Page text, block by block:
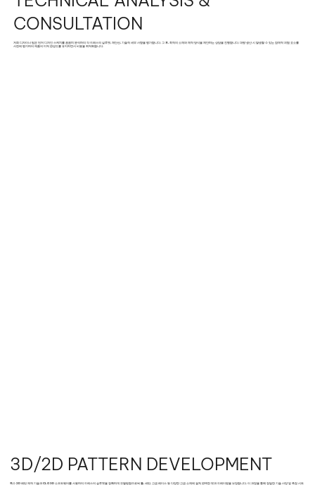
CONSULTATION
저희 디자이너 팀은 먼저 디자인 스케치를 꼼꼼히 분석하여 각 드레스의 실루엣, 재단선, 기술적 세부 사항을 평가합니다. 그 후, 최적의 소재와 제작 방식을 제안하는 상담을 진행합니다. 대량 생산 시 발생할 수 있는 잠재적 위험 요소를
사전에 평가하여 제품의 미적 완성도를 유지하면서 비용을 최적화합니다.
3D/2D PATTERN DEVELOPMENT
특수 2D 패턴 제작 기술과 CLO 3D 소프트웨어를 사용하여 드레스의 실루엣을 정확하게 모델링함으로써 튤, 새틴, 고급 레이스 등 다양한 고급 소재에 걸쳐 완벽한 핏과 드레이핑을 보장합니다. 이 과정을 통해 정밀한 기술 사양 및 측정 시트